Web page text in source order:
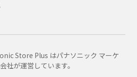
Store Plus はパナソニック マーケ
社が運営しています。